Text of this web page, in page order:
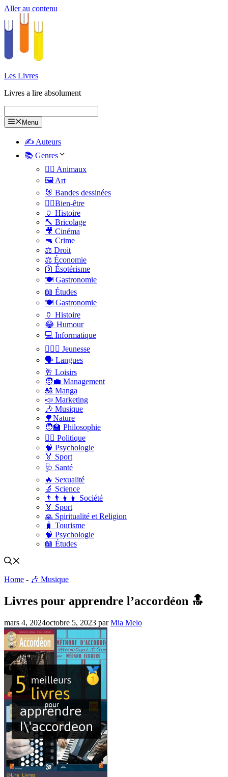
Aller au contenu
Les Livres
Livres a lire absolument
Menu
✍️ Auteurs
📚 Genres
🐕‍🦺 Animaux
🖼️ Art
🐰 Bandes dessinées
🧑‍⚕️Bien-être
🏺 Histoire
🔨 Bricolage
🎥 Cinéma
🔫 Crime
⚖️ Droit
⚖️ Économie
🛐 Ésotérisme
🍽️ Gastronomie
📖 Études
🍽️ Gastronomie
🏺 Histoire
😂 Humour
💻 Informatique
🤸🏽‍♀️ Jeunesse
🗣 Langues
🥂 Loisirs
🧑‍💼 Management
🎎 Manga
📣 Marketing
🎶 Musique
🌳Nature
🧑‍🏫 Philosophie
👨‍⚖️ Politique
🧠 Psychologie
🏅 Sport
🩺 Santé
🔥 Sexualité
🔬 Science
👨‍👨‍👧‍👧 Société
🏅 Sport
🙏 Spiritualité et Religion
🧳 Tourisme
🧠 Psychologie
📖 Études
Home - 🎶 Musique
Livres pour apprendre l’accordéon 🔝
mars 4, 2024octobre 5, 2023 parMia Melo